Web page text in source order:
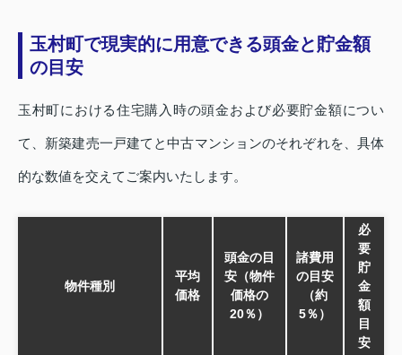
玉村町で現実的に用意できる頭金と貯金額
の目安
玉村町における住宅購入時の頭金および必要貯金額につい
て、新築建売一戸建てと中古マンションのそれぞれを、具体
的な数値を交えてご案内いたします。
物件種別
平均
価格
頭金の目
安（物件
価格の
20％）
諸費用
の目安
（約
5％）
必
要
貯
金
額
目
安